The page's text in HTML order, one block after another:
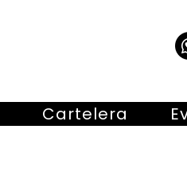
Cartelera